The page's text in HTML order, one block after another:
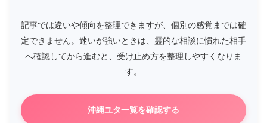
記事では違いや傾向を整理できますが、個別の感覚までは確
定できません。迷いが強いときは、霊的な相談に慣れた相手
へ確認してから進むと、受け止め方を整理しやすくなりま
す。
沖縄ユタ一覧を確認する